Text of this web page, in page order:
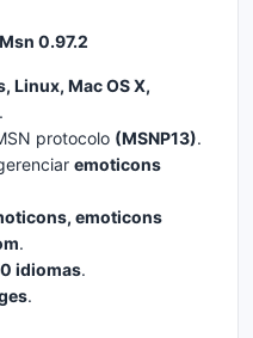
0.97.2
Linux, Mac OS X,
protocolo (MSNP13).
emoticons
emoticons
.
idiomas.
.